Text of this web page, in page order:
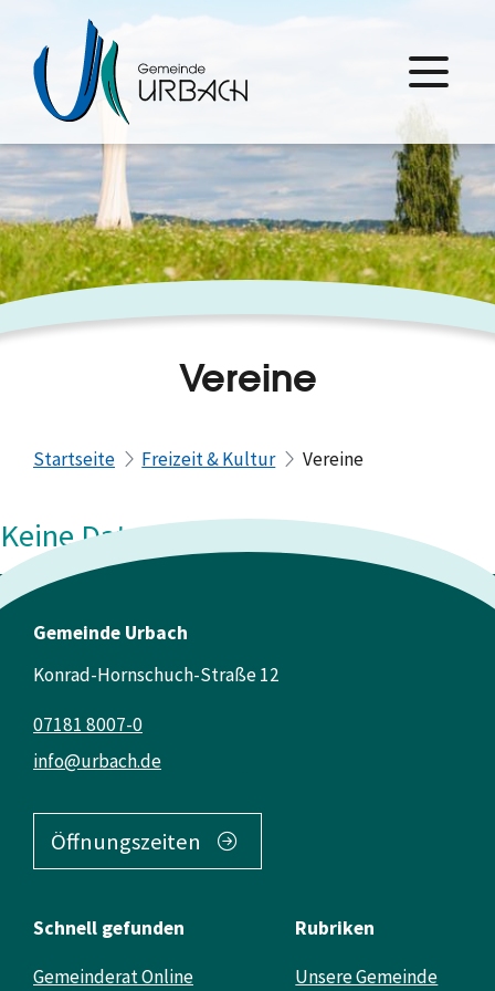
Vereine
Startseite Freizeit & Kultur Vereine
Keine Daten vorhanden
Gemeinde Urbach
Konrad-Hornschuch-Straße 12
info@urbach.de
07181 8007-0
Öffnungszeiten
Schnell gefunden
Gemeinderat Online
Rubriken
Unsere Gemeinde